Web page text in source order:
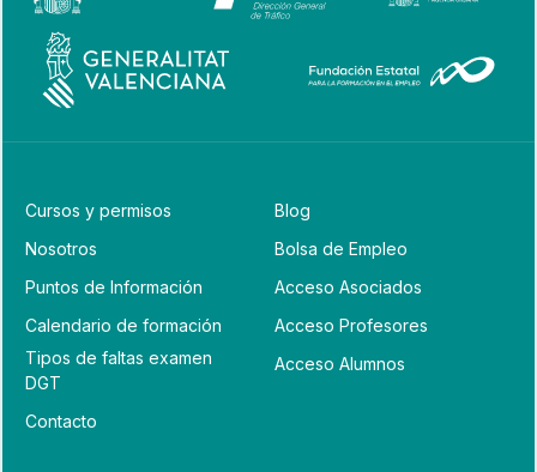
Cursos y permisos
Nosotros
Puntos de Información
Calendario de formación
Tipos de faltas examen
DGT
Contacto
Blog
Bolsa de Empleo
Acceso Asociados
Acceso Profesores
Acceso Alumnos